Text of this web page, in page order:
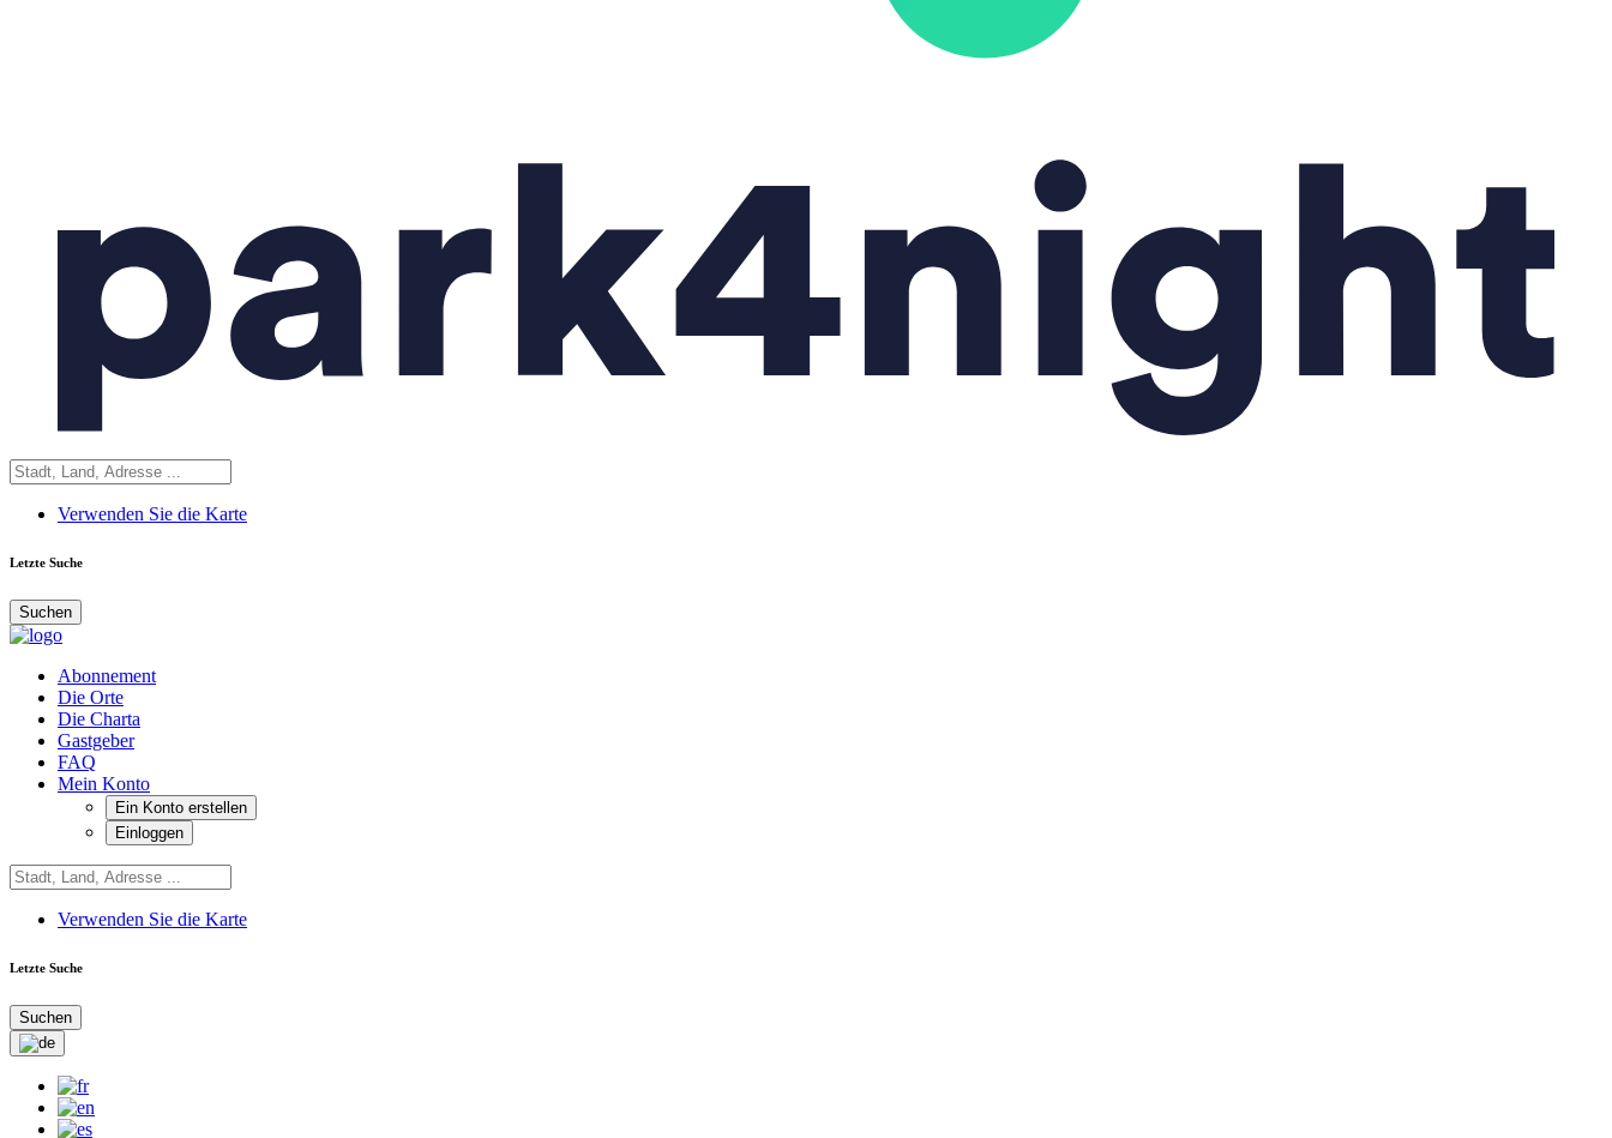
Verwenden Sie die Karte
Letzte Suche
Suchen
Abonnement
Die Orte
Die Charta
Gastgeber
FAQ
Mein Konto
Ein Konto erstellen
Einloggen
Verwenden Sie die Karte
Letzte Suche
Suchen